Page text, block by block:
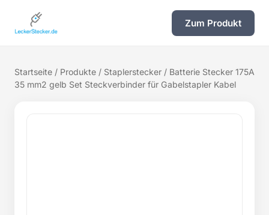
Zum Produkt
Startseite / Produkte / Staplerstecker / Batterie Stecker 175A
35 mm2 gelb Set Steckverbinder für Gabelstapler Kabel